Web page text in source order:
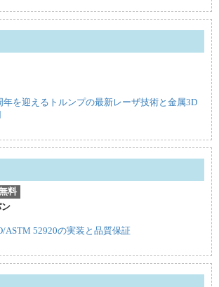
年を迎えるトルンプの最新レーザ技術と金属3D
料
ASTM 52920の実装と品質保証